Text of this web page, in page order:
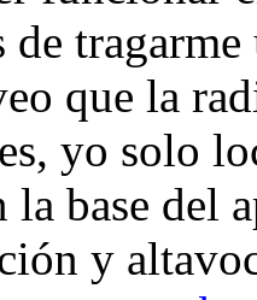
de
que la
yo solo
la base del
y